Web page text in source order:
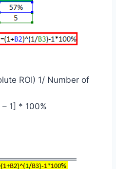
ROI) 1/ Number of
– 1] * 100%